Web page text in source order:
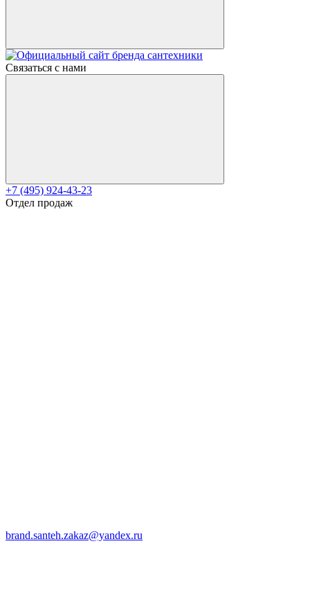
Связаться с нами
+7 (495) 924-43-23
Отдел продаж
brand.santeh.zakaz@yandex.ru